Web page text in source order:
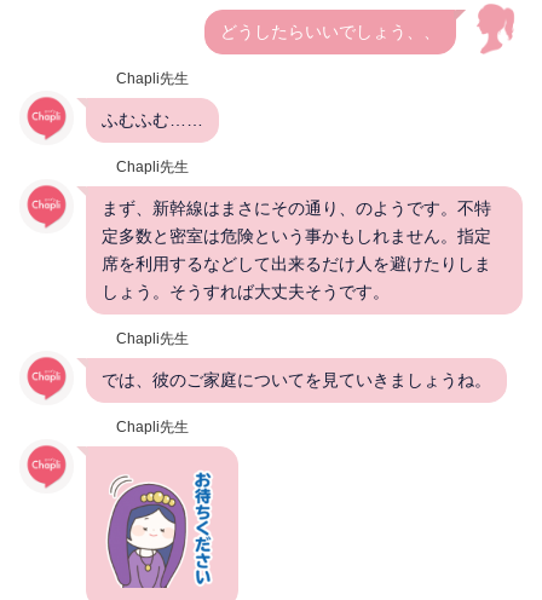
どうしたらいいでしょう、、
Chapli先生
ふむふむ……
Chapli先生
まず、新幹線はまさにその通り、のようです。不特
定多数と密室は危険という事かもしれません。指定
席を利用するなどして出来るだけ人を避けたりしま
しょう。そうすれば大丈夫そうです。
Chapli先生
では、彼のご家庭についてを見ていきましょうね。
Chapli先生